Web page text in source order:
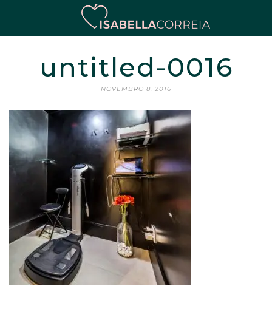
untitled-0016
NOVEMBRO 8, 2016